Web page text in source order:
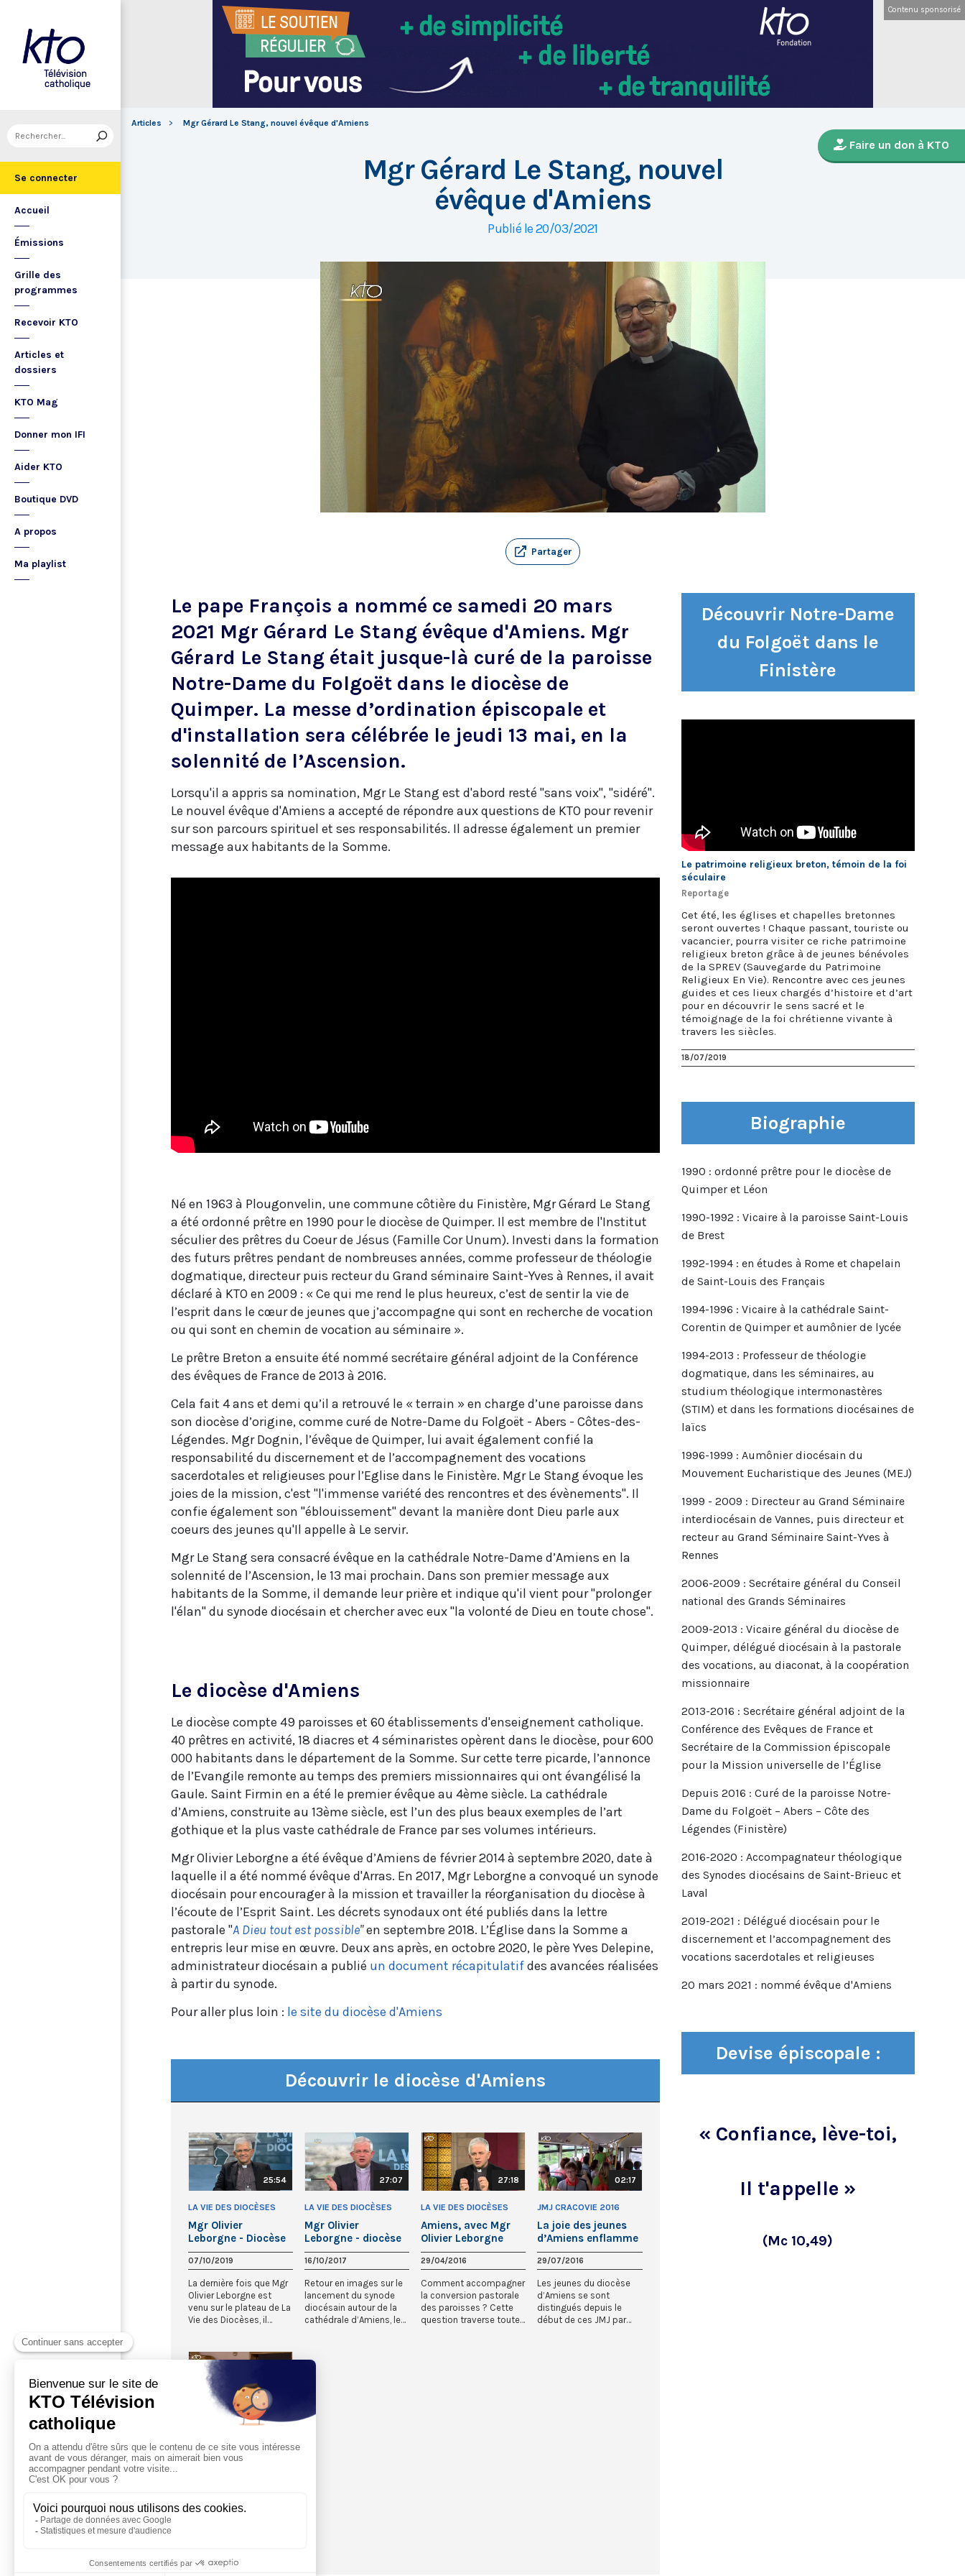
Se connecter
Accueil
Émissions
Grille des
programmes
Recevoir KTO
Articles et
dossiers
KTO Mag
Donner mon IFI
Aider KTO
Boutique DVD
A propos
Ma playlist
Contenu sponsorisé
Articles Mgr Gérard Le Stang, nouvel évêque d'Amiens
Faire un don à KTO
Mgr Gérard Le Stang, nouvel
évêque d'Amiens
Publié le 20/03/2021
Partager
Le pape François a nommé ce samedi 20 mars
2021 Mgr Gérard Le Stang évêque d'Amiens. Mgr
Gérard Le Stang était jusque-là curé de la paroisse
Notre-Dame du Folgoët dans le diocèse de
Quimper. La messe d’ordination épiscopale et
d'installation sera célébrée le jeudi 13 mai, en la
solennité de l’Ascension.
Lorsqu'il a appris sa nomination, Mgr Le Stang est d'abord resté "sans voix", "sidéré".
Le nouvel évêque d'Amiens a accepté de répondre aux questions de KTO pour revenir
sur son parcours spirituel et ses responsabilités. Il adresse également un premier
message aux habitants de la Somme.
Né en 1963 à Plougonvelin, une commune côtière du Finistère, Mgr Gérard Le Stang
a été ordonné prêtre en 1990 pour le diocèse de Quimper. Il est membre de l'Institut
séculier des prêtres du Coeur de Jésus (Famille Cor Unum). Investi dans la formation
des futurs prêtres pendant de nombreuses années, comme professeur de théologie
dogmatique, directeur puis recteur du Grand séminaire Saint-Yves à Rennes, il avait
déclaré à KTO en 2009 : « Ce qui me rend le plus heureux, c’est de sentir la vie de
l’esprit dans le cœur de jeunes que j’accompagne qui sont en recherche de vocation
ou qui sont en chemin de vocation au séminaire ».
Le prêtre Breton a ensuite été nommé secrétaire général adjoint de la Conférence
des évêques de France de 2013 à 2016.
Cela fait 4 ans et demi qu’il a retrouvé le « terrain » en charge d’une paroisse dans
son diocèse d’origine, comme curé de Notre-Dame du Folgoët - Abers - Côtes-des-
Légendes. Mgr Dognin, l’évêque de Quimper, lui avait également confié la
responsabilité du discernement et de l’accompagnement des vocations
sacerdotales et religieuses pour l’Eglise dans le Finistère. Mgr Le Stang évoque les
joies de la mission, c'est "l'immense variété des rencontres et des évènements". Il
confie également son "éblouissement" devant la manière dont Dieu parle aux
coeurs des jeunes qu'Il appelle à Le servir.
Mgr Le Stang sera consacré évêque en la cathédrale Notre-Dame d’Amiens en la
solennité de l’Ascension, le 13 mai prochain. Dans son premier message aux
habitants de la Somme, il demande leur prière et indique qu'il vient pour "prolonger
l'élan" du synode diocésain et chercher avec eux "la volonté de Dieu en toute chose".
Le diocèse d'Amiens
Le diocèse compte 49 paroisses et 60 établissements d'enseignement catholique.
40 prêtres en activité, 18 diacres et 4 séminaristes opèrent dans le diocèse, pour 600
000 habitants dans le département de la Somme. Sur cette terre picarde, l’annonce
de l’Evangile remonte au temps des premiers missionnaires qui ont évangélisé la
Gaule. Saint Firmin en a été le premier évêque au 4ème siècle. La cathédrale
d’Amiens, construite au 13ème siècle, est l’un des plus beaux exemples de l’art
gothique et la plus vaste cathédrale de France par ses volumes intérieurs.
Mgr Olivier Leborgne a été évêque d’Amiens de février 2014 à septembre 2020, date à
laquelle il a été nommé évêque d'Arras. En 2017, Mgr Leborgne a convoqué un synode
diocésain pour encourager à la mission et travailler la réorganisation du diocèse à
l’écoute de l’Esprit Saint. Les décrets synodaux ont été publiés dans la lettre
pastorale "A Dieu tout est possible"en septembre 2018. L’Église dans la Somme a
entrepris leur mise en œuvre. Deux ans après, en octobre 2020, le père Yves Delepine,
administrateur diocésain a publié un document récapitulatifdes avancées réalisées
à partir du synode.
Pour aller plus loin : le site du diocèse d'Amiens
Découvrir le diocèse d'Amiens
25:54
LA VIE DES DIOCÈSES
Mgr Olivier
Leborgne - Diocèse
d’Amiens
07/10/2019
La dernière fois que Mgr
Olivier Leborgne est
venu sur le plateau de La
Vie des Diocèses, il
27:07
LA VIE DES DIOCÈSES
Mgr Olivier
Leborgne - diocèse
d’Amiens
16/10/2017
Retour en images sur le
lancement du synode
diocésain autour de la
cathédrale d’Amiens, le
27:18
LA VIE DES DIOCÈSES
Amiens, avec Mgr
Olivier Leborgne
29/04/2016
Comment accompagner
la conversion pastorale
des paroisses ? Cette
question traverse toute
02:17
JMJ CRACOVIE 2016
La joie des jeunes
d’Amiens enflamme
les rues de Trzebinia
29/07/2016
Les jeunes du diocèse
d’Amiens se sont
distingués depuis le
début de ces JMJ par
03:01
JMJ CRACOVIE 2016
Soirée
Réconciliation pour
Mercredi 27 juillet, les
jeunes du Diocèse
Découvrir Notre-Dame
du Folgoët dans le
Finistère
Le patrimoine religieux breton, témoin de la foi
séculaire
Reportage
Cet été, les églises et chapelles bretonnes
seront ouvertes ! Chaque passant, touriste ou
vacancier, pourra visiter ce riche patrimoine
religieux breton grâce à de jeunes bénévoles
de la SPREV (Sauvegarde du Patrimoine
Religieux En Vie). Rencontre avec ces jeunes
guides et ces lieux chargés d’histoire et d’art
pour en découvrir le sens sacré et le
témoignage de la foi chrétienne vivante à
travers les siècles.
18/07/2019
Biographie
1990 : ordonné prêtre pour le diocèse de
Quimper et Léon
1990-1992 : Vicaire à la paroisse Saint-Louis
de Brest
1992-1994 : en études à Rome et chapelain
de Saint-Louis des Français
1994-1996 : Vicaire à la cathédrale Saint-
Corentin de Quimper et aumônier de lycée
1994-2013 : Professeur de théologie
dogmatique, dans les séminaires, au
studium théologique intermonastères
(STIM) et dans les formations diocésaines de
laïcs
1996-1999 : Aumônier diocésain du
Mouvement Eucharistique des Jeunes (MEJ)
1999 - 2009 : Directeur au Grand Séminaire
interdiocésain de Vannes, puis directeur et
recteur au Grand Séminaire Saint-Yves à
Rennes
2006-2009 : Secrétaire général du Conseil
national des Grands Séminaires
2009-2013 : Vicaire général du diocèse de
Quimper, délégué diocésain à la pastorale
des vocations, au diaconat, à la coopération
missionnaire
2013-2016 : Secrétaire général adjoint de la
Conférence des Evêques de France et
Secrétaire de la Commission épiscopale
pour la Mission universelle de l’Église
Depuis 2016 : Curé de la paroisse Notre-
Dame du Folgoët – Abers – Côte des
Légendes (Finistère)
2016-2020 : Accompagnateur théologique
des Synodes diocésains de Saint-Brieuc et
Laval
2019-2021 : Délégué diocésain pour le
discernement et l’accompagnement des
vocations sacerdotales et religieuses
20 mars 2021 : nommé évêque d'Amiens
Devise épiscopale :
« Confiance, lève-toi,
Il t'appelle »
(Mc 10,49)